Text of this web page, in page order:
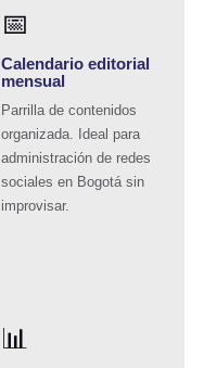
📅
Calendario editorial
mensual
Parrilla de contenidos
organizada. Ideal para
administración de redes
sociales en Bogotásin
improvisar.
📊